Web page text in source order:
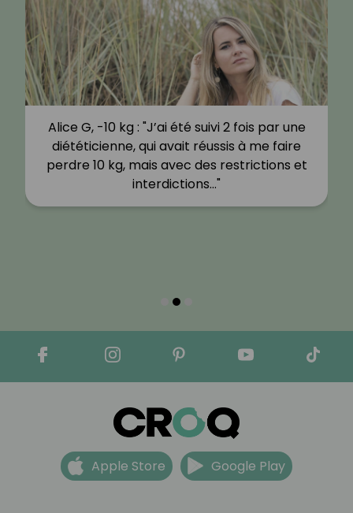
Alice G, -10 kg : "J’ai été suivi 2 fois par une
diététicienne, qui avait réussis à me faire
perdre 10 kg, mais avec des restrictions et
interdictions…"
Apple Store Google Play